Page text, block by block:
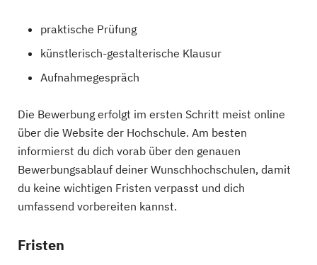
praktische Prüfung
künstlerisch-gestalterische Klausur
Aufnahmegespräch
Die Bewerbung erfolgt im ersten Schritt meist online
über die Website der Hochschule. Am besten
informierst du dich vorab über den genauen
Bewerbungsablauf deiner Wunschhochschulen, damit
du keine wichtigen Fristen verpasst und dich
umfassend vorbereiten kannst.
Fristen